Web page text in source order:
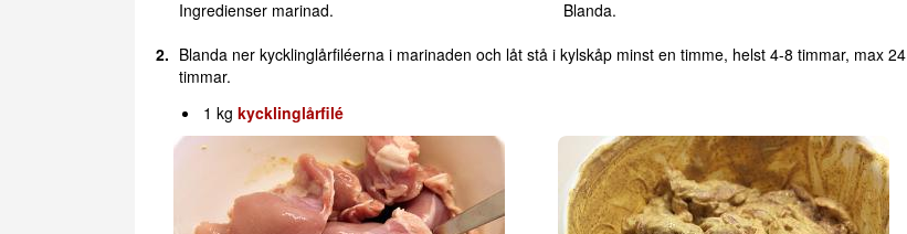
Ingredienser marinad.
Blanda.
Blanda ner kycklinglårfiléerna i marinaden och låt stå i kylskåp minst en timme, helst 4-8 timmar, max 24
timmar.
1 kgkycklinglårfilé